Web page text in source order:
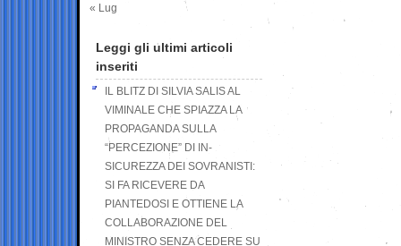
« Lug
Leggi gli ultimi articoli
inseriti
IL BLITZ DI SILVIA SALIS AL
VIMINALE CHE SPIAZZA LA
PROPAGANDA SULLA
“PERCEZIONE” DI IN-
SICUREZZA DEI SOVRANISTI:
SI FA RICEVERE DA
PIANTEDOSI E OTTIENE LA
COLLABORAZIONE DEL
MINISTRO SENZA CEDERE SU